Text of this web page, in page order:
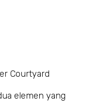
elemen yang